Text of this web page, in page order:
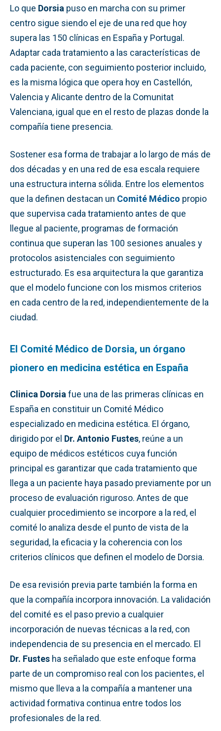
Lo que Dorsia puso en marcha con su primer
centro sigue siendo el eje de una red que hoy
supera las 150 clínicas en España y Portugal.
Adaptar cada tratamiento a las características de
cada paciente, con seguimiento posterior incluido,
es la misma lógica que opera hoy en Castellón,
Valencia y Alicante dentro de la Comunitat
Valenciana, igual que en el resto de plazas donde la
compañía tiene presencia.
Sostener esa forma de trabajar a lo largo de más de
dos décadas y en una red de esa escala requiere
una estructura interna sólida. Entre los elementos
que la definen destacan un Comité Médico propio
que supervisa cada tratamiento antes de que
llegue al paciente, programas de formación
continua que superan las 100 sesiones anuales y
protocolos asistenciales con seguimiento
estructurado. Es esa arquitectura la que garantiza
que el modelo funcione con los mismos criterios
en cada centro de la red, independientemente de la
ciudad.
El Comité Médico de Dorsia, un órgano
pionero en medicina estética en España
Clinica Dorsia fue una de las primeras clínicas en
España en constituir un Comité Médico
especializado en medicina estética. El órgano,
dirigido por el Dr. Antonio Fustes, reúne a un
equipo de médicos estéticos cuya función
principal es garantizar que cada tratamiento que
llega a un paciente haya pasado previamente por un
proceso de evaluación riguroso. Antes de que
cualquier procedimiento se incorpore a la red, el
comité lo analiza desde el punto de vista de la
seguridad, la eficacia y la coherencia con los
criterios clínicos que definen el modelo de Dorsia.
De esa revisión previa parte también la forma en
que la compañía incorpora innovación. La validación
del comité es el paso previo a cualquier
incorporación de nuevas técnicas a la red, con
independencia de su presencia en el mercado. El
Dr. Fustes ha señalado que este enfoque forma
parte de un compromiso real con los pacientes, el
mismo que lleva a la compañía a mantener una
actividad formativa continua entre todos los
profesionales de la red.